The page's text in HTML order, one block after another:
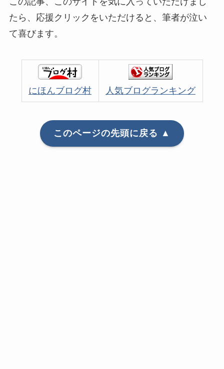
たら、応援クリックをいただけると、筆者が泣い
て喜びます。
にほんブログ村 人気ブログランキング
このページの先頭に戻る ▲